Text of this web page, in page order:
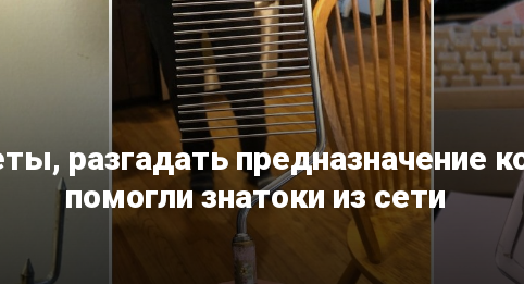
разгадать предназначение
помогли знатоки из сети